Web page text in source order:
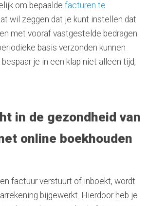
om bepaalde facturen te
wil zeggen dat je kunt instellen dat
met vooraf vastgestelde bedragen
basis verzonden kunnen
je in een klap niet alleen tijd,
in de gezondheid van
online boekhouden
factuur verstuurt of inboekt, wordt
bijgewerkt. Hierdoor heb je